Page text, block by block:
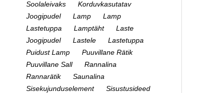
Soolaleivaks
Korduvkasutatav
Joogipudel
Lamp
Lamp
Lastetuppa
Lamptäht
Laste
Joogipudel
Lastele
Lastetuppa
Puidust Lamp
Puuvillane Rätik
Puuvillane Sall
Rannalina
Rannarätik
Saunalina
Sisekujunduselement
Sisustusideed